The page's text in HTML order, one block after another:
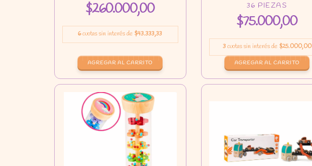
$260.000,00
6cuotas sin interés de $43.333,33
$75.000,00
3 cuotas sin interés de $25.000,00